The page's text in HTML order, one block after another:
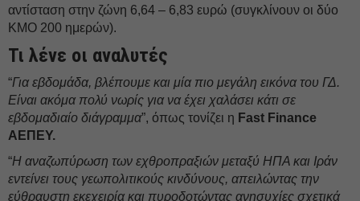
αντίσταση στην ζώνη 6,64 – 6,83 ευρώ (συγκλίνουν οι δύο
ΚΜΟ 200 ημερών).
Τι λένε οι αναλυτές
“Για εβδομάδα, βλέπουμε και μία πιο μεγάλη εικόνα του ΓΔ.
Είναι ακόμα πολύ νωρίς για να έχει χαλάσει κάτι σε
εβδομαδιαίο διάγραμμα”, όπως τονίζει η Fast Finance
ΑΕΠΕΥ.
“Η αναζωπύρωση των εχθροπραξιών μεταξύ ΗΠΑ και Ιράν
εντείνει τους γεωπολιτικούς κινδύνους, απειλώντας την
εύθραυστη εκεχειρία και πυροδοτώντας ανησυχίες σχετικά